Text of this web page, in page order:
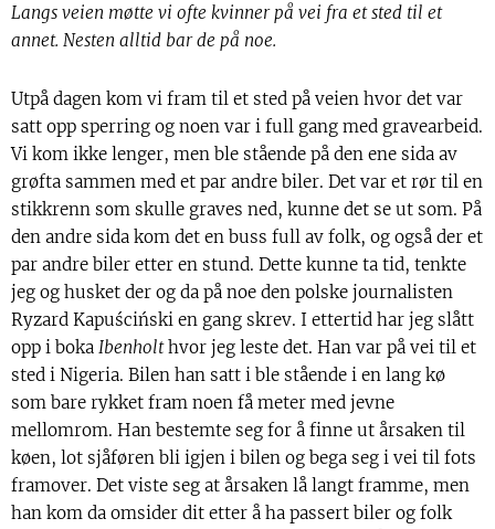
Langs veien møtte vi ofte kvinner på vei fra et sted til et
annet. Nesten alltid bar de på noe.
Utpå dagen kom vi fram til et sted på veien hvor det var
satt opp sperring og noen var i full gang med gravearbeid.
Vi kom ikke lenger, men ble stående på den ene sida av
grøfta sammen med et par andre biler. Det var et rør til en
stikkrenn som skulle graves ned, kunne det se ut som. På
den andre sida kom det en buss full av folk, og også der et
par andre biler etter en stund. Dette kunne ta tid, tenkte
jeg og husket der og da på noe den polske journalisten
Ryzard Kapuściński en gang skrev. I ettertid har jeg slått
opp i boka Ibenholthvor jeg leste det. Han var på vei til et
sted i Nigeria. Bilen han satt i ble stående i en lang kø
som bare rykket fram noen få meter med jevne
mellomrom. Han bestemte seg for å finne ut årsaken til
køen, lot sjåføren bli igjen i bilen og bega seg i vei til fots
framover. Det viste seg at årsaken lå langt framme, men
han kom da omsider dit etter å ha passert biler og folk